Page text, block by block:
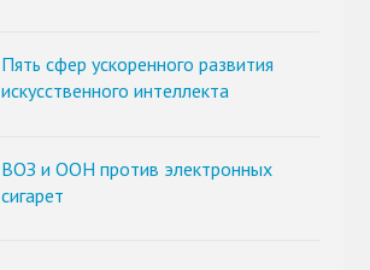
Пять сфер ускоренного развития
искусственного интеллекта
ВОЗ и ООН против электронных
сигарет